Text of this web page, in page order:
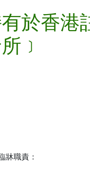
於香港
﹞
牀職責：